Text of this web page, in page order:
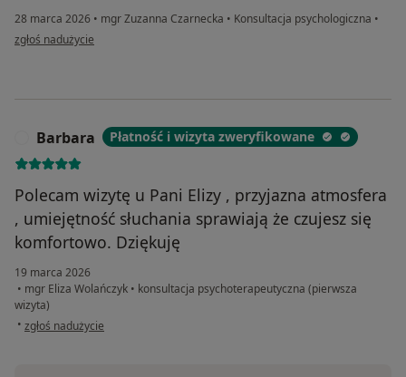
28 marca 2026 • mgr Zuzanna Czarnecka • Konsultacja psychologiczna •
w opinii użytkownika Monika
zgłoś nadużycie
Barbara Płatność i wizyta zweryfikowane
Polecam wizytę u Pani Elizy , przyjazna atmosfera
, umiejętność słuchania sprawiają że czujesz się
komfortowo. Dziękuję
19 marca 2026
• mgr Eliza Wolańczyk • konsultacja psychoterapeutyczna (pierwsza
wizyta)
• w opinii użytkownika Barbara
zgłoś nadużycie